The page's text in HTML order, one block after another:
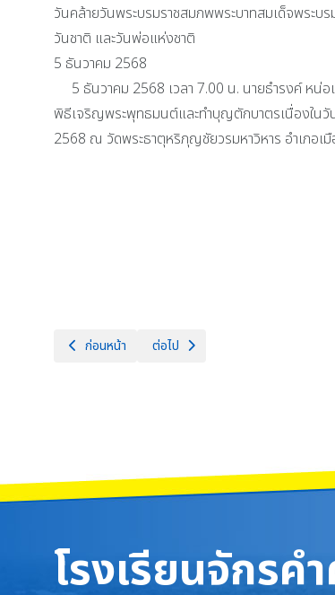
วันคล้ายวันพระบรมราชสมภพพระบาทสมเด็จพระบ
วันชาติ และวันพ่อแห่งชาติ
5 ธันวาคม 2568
5 ธันวาคม 2568 เวลา 7.00 น. นายธำรงค์ หน่อ
พิธีเจริญพระพุทธมนต์และทำบุญตักบาตรเนื่องในวั
2568 ณ วัดพระธาตุหริภุญชัยวรมหาวิหาร อำเภอเ
เนื้อหาก่อนหน้า: พิธีวางพุ่มดอกไม้ถวายบังคม พระบร
ก่อนหน้า เนื้อหาถัดไป: โรงเรียนจักรคำคณาท
ต่อไป
โรงเรียนจักร